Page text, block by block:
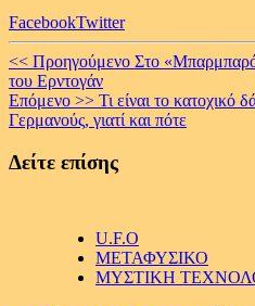
FacebookTwitter
Continue
Reading
<< Προηγούμενο Στο
του Ερντογάν
Επόμενο >> Τι είναι το κατοχικό
Γερμανούς, γιατί και πότε
Δείτε επίσης
U.F.O
ΜΕΤΑΦΥΣΙΚΟ
ΜΥΣΤΙΚΗ